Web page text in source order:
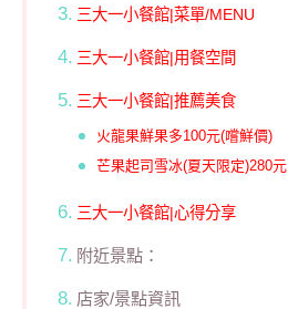
三大一小餐館|菜單/MENU
三大一小餐館|用餐空間
三大一小餐館|推薦美食
火龍果鮮果多100元(嚐鮮價)
芒果起司雪冰(夏天限定)280元
三大一小餐館|心得分享
附近景點：
店家/景點資訊